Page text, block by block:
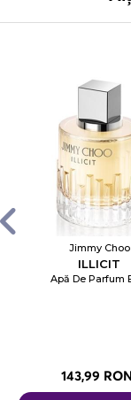
Jimmy Choo
ILLICIT
Apă De Parfum
143,99